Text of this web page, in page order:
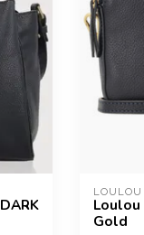
Loulou
Gold